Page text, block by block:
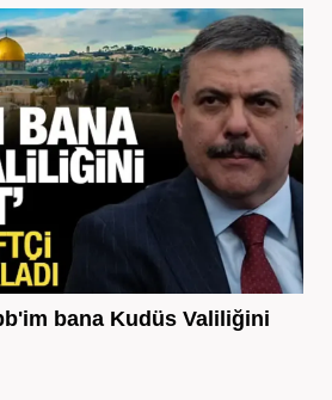
bana Kudüs Valiliğini